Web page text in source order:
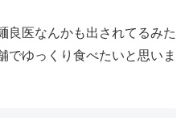
良医なんかも出されてるみた
でゆっくり食べたいと思いま